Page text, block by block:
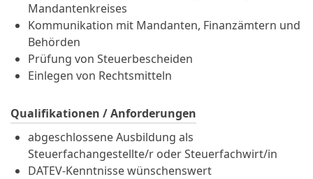
Mandantenkreises
Kommunikation mit Mandanten, Finanzämtern und
Behörden
Prüfung von Steuerbescheiden
Einlegen von Rechtsmitteln
Qualifikationen / Anforderungen
abgeschlossene Ausbildung als
Steuerfachangestellte/r oder Steuerfachwirt/in
DATEV-Kenntnisse wünschenswert